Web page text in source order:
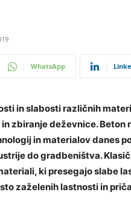
WhatsApp
in slabosti različnih
zbiranje deževnice. Beton
in materialov danes
do gradbeništva.
ki presegajo slabe
zaželenih lastnosti in